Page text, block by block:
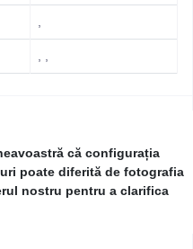
că configurația
poate diferită de fotografia
nostru pentru a clarifica